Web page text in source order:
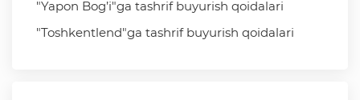
"Yapon Bog’i"ga tashrif buyurish qoidalari
"Toshkentlend"ga tashrif buyurish qoidalari